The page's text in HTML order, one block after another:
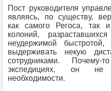
Пост руководителя
являясь, по существу,
как самого Регоса, так
колоний,
неудержимой
выдерживать некую
сотрудниками.
экспедициях, он не
необходимости.